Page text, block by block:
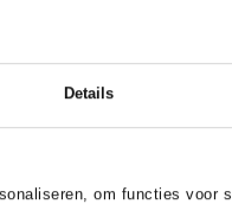
Details
om functies voor